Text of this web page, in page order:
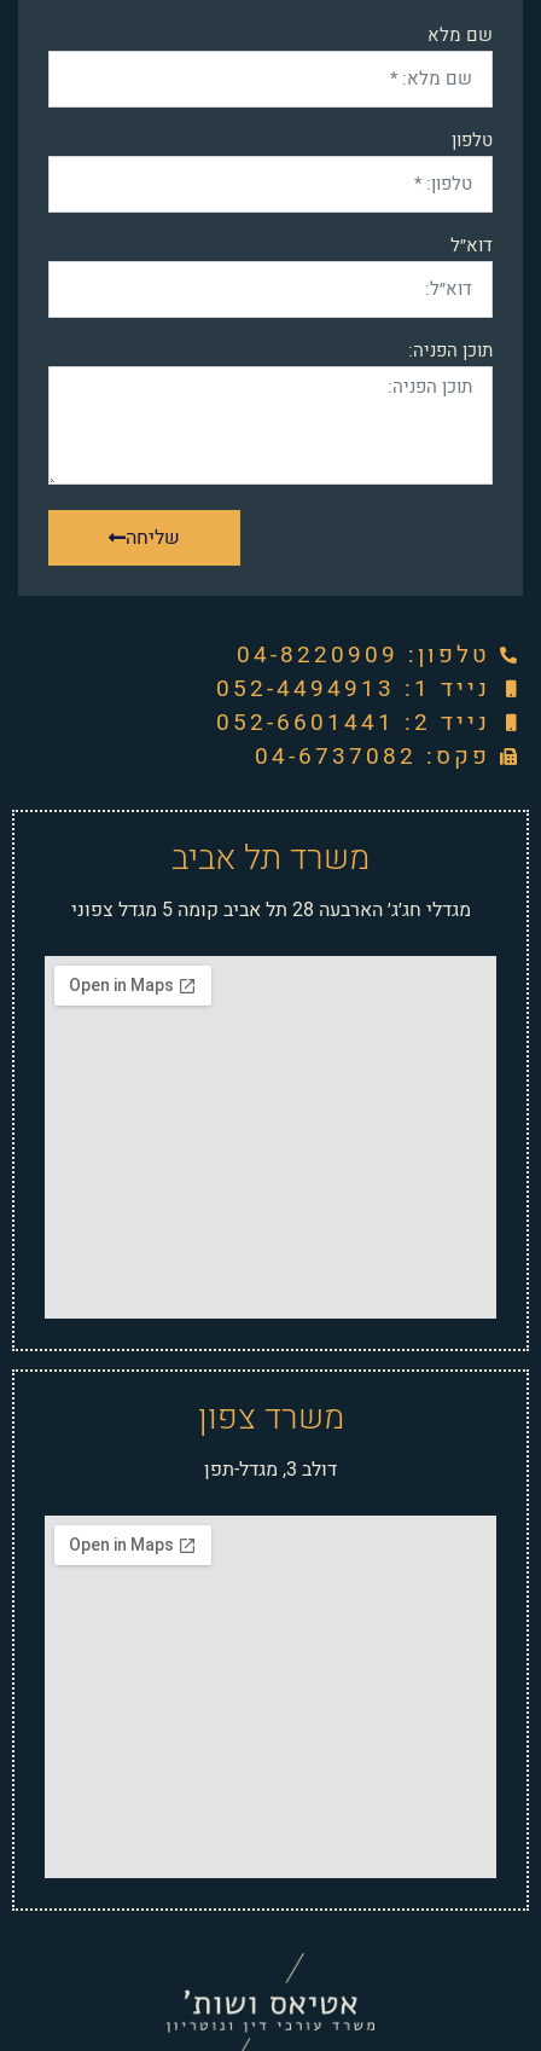
שם מלא
טלפון
דוא״ל
תוכן הפניה:
שליחה
טלפון: ‭04-8220909‬
נייד 1: 052-4494913
נייד 2: 052-6601441
פקס: 04-6737082
משרד תל אביב
מגדלי חג׳ג׳ הארבעה 28 תל אביב קומה 5 מגדל צפוני
משרד צפון
דולב 3, מגדל-תפן